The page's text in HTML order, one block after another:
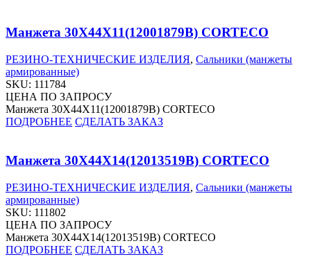
Манжета 30X44X11(12001879B) CORTECO
РЕЗИНО-ТЕХНИЧЕСКИЕ ИЗДЕЛИЯ, Сальники (манжеты
армированные)
SKU: 111784
ЦЕНА ПО ЗАПРОСУ
Манжета 30X44X11(12001879B) CORTECO
ПОДРОБНЕЕ СДЕЛАТЬ ЗАКАЗ
Манжета 30X44X14(12013519B) CORTECO
РЕЗИНО-ТЕХНИЧЕСКИЕ ИЗДЕЛИЯ, Сальники (манжеты
армированные)
SKU: 111802
ЦЕНА ПО ЗАПРОСУ
Манжета 30X44X14(12013519B) CORTECO
ПОДРОБНЕЕ СДЕЛАТЬ ЗАКАЗ